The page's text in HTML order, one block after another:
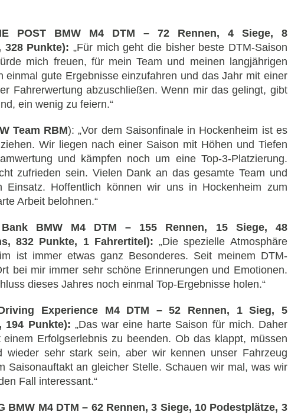
POST BMW M4 DTM – 72 Rennen, 4 Siege, 8
328 Punkte): „Für mich geht die bisher beste DTM-Saison
mich freuen, für mein Team und meinen langjährigen
einmal gute Ergebnisse einzufahren und das Jahr mit einer
Fahrerwertung abzuschließen. Wenn mir das gelingt, gibt
ein wenig zu feiern.“
Team RBM): „Vor dem Saisonfinale in Hockenheim ist es
Wir liegen nach einer Saison mit Höhen und Tiefen
und kämpfen noch um eine Top-3-Platzierung.
zufrieden sein. Vielen Dank an das gesamte Team und
Einsatz. Hoffentlich können wir uns in Hockenheim zum
Arbeit belohnen.“
BMW M4 DTM – 155 Rennen, 15 Siege, 48
832 Punkte, 1 Fahrertitel): „Die spezielle Atmosphäre
ist immer etwas ganz Besonderes. Seit meinem DTM-
bei mir immer sehr schöne Erinnerungen und Emotionen.
dieses Jahres noch einmal Top-Ergebnisse holen.“
Experience M4 DTM – 52 Rennen, 1 Sieg, 5
194 Punkte): „Das war eine harte Saison für mich. Daher
Erfolgserlebnis zu beenden. Ob das klappt, müssen
wieder sehr stark sein, aber wir kennen unser Fahrzeug
Saisonauftakt an gleicher Stelle. Schauen wir mal, was wir
Fall interessant.“
BMW M4 DTM – 62 Rennen, 3 Siege, 10 Podestplätze, 3